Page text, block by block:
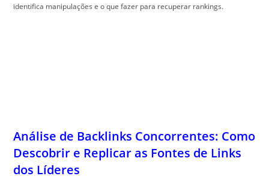
identifica manipulações e o que fazer para recuperar rankings.
Análise de Backlinks Concorrentes: Como
Descobrir e Replicar as Fontes de Links
dos Líderes